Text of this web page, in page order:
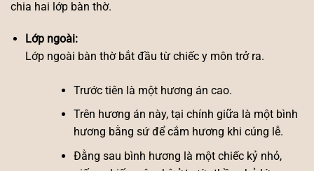
chia hai lớp bàn thờ.
Lớp ngoài:
Lớp ngoài bàn thờ bắt đầu từ chiếc y môn trở ra.
Trước tiên là một hương án cao.
Trên hương án này, tại chính giữa là một bình
hương bằng sứ để cắm hương khi cúng lễ.
Đằng sau bình hương là một chiếc kỷ nhỏ,